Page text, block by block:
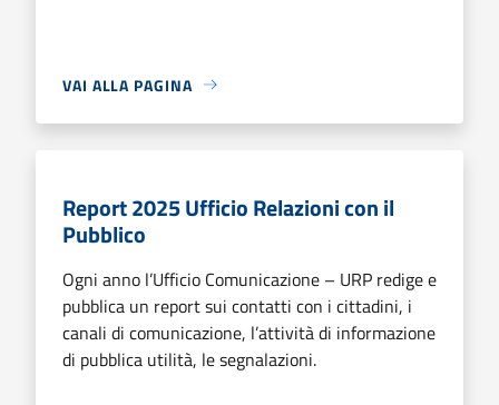
VAI ALLA PAGINA
Report 2025 Ufficio Relazioni con il
Pubblico
Ogni anno l’Ufficio Comunicazione – URP redige e
pubblica un report sui contatti con i cittadini, i
canali di comunicazione, l’attività di informazione
di pubblica utilità, le segnalazioni.